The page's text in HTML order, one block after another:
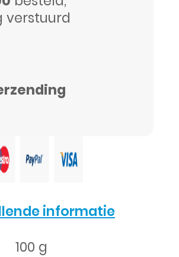
verstuurd
informatie
100 g